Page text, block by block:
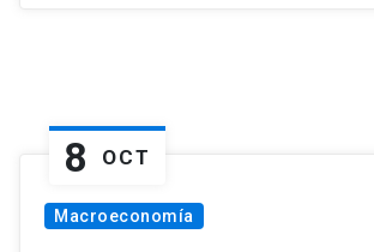
8 OCT
Macroeconomía